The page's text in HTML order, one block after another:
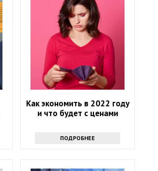
Как экономить в 2022 году
и что будет с ценами
ПОДРОБНЕЕ